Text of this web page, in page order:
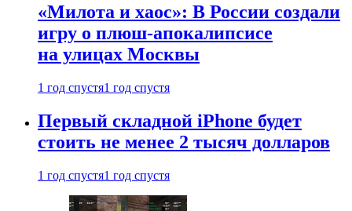
«Милота и хаос»: В России создали
игру о плюш-апокалипсисе
на улицах Москвы
1 год спустя1 год спустя
Первый складной iPhone будет
стоить не менее 2 тысяч долларов
1 год спустя1 год спустя